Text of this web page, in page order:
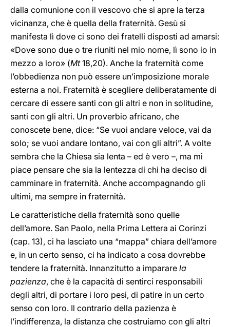
dalla comunione con il vescovo che si apre la terza
vicinanza, che è quella della fraternità. Gesù si
manifesta lì dove ci sono dei fratelli disposti ad amarsi:
«Dove sono due o tre riuniti nel mio nome, lì sono io in
mezzo a loro» (Mt18,20). Anche la fraternità come
l’obbedienza non può essere un’imposizione morale
esterna a noi. Fraternità è scegliere deliberatamente di
cercare di essere santi con gli altri e non in solitudine,
santi con gli altri. Un proverbio africano, che
conoscete bene, dice: “Se vuoi andare veloce, vai da
solo; se vuoi andare lontano, vai con gli altri”. A volte
sembra che la Chiesa sia lenta – ed è vero –, ma mi
piace pensare che sia la lentezza di chi ha deciso di
camminare in fraternità. Anche accompagnando gli
ultimi, ma sempre in fraternità.
Le caratteristiche della fraternità sono quelle
dell’amore. San Paolo, nella Prima Lettera ai Corinzi
(cap. 13), ci ha lasciato una “mappa” chiara dell’amore
e, in un certo senso, ci ha indicato a cosa dovrebbe
tendere la fraternità. Innanzitutto a imparare la
pazienza, che è la capacità di sentirci responsabili
degli altri, di portare i loro pesi, di patire in un certo
senso con loro. Il contrario della pazienza è
l’indifferenza, la distanza che costruiamo con gli altri